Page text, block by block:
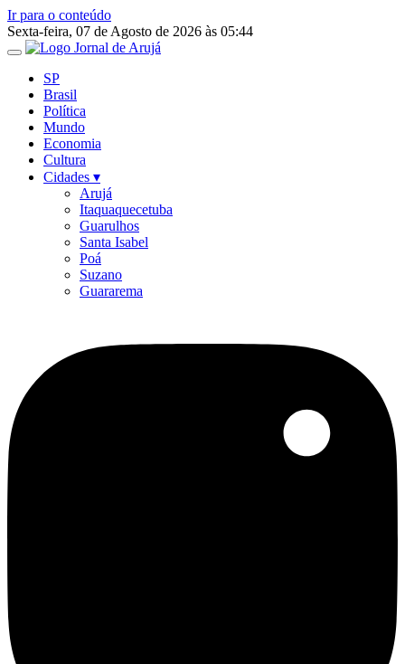
Ir para o conteúdo
Sexta-feira, 07 de Agosto de 2026 às 05:44
SP
Brasil
Política
Mundo
Economia
Cultura
Cidades ▾
Arujá
Itaquaquecetuba
Guarulhos
Santa Isabel
Poá
Suzano
Guararema